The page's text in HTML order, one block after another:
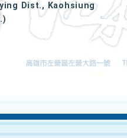
Dist., Kaohsiung